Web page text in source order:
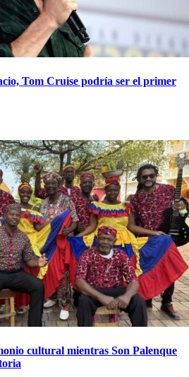
Tom Cruise podría ser el primer
cultural mientras Son Palenque